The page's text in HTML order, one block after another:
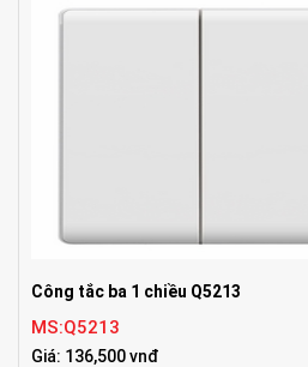
Công tắc ba 1 chiều Q5213
MS:Q5213
Giá: 136,500 vnđ